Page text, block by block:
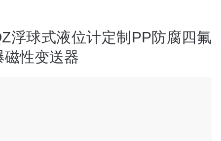
浮球式液位计定制PP防腐四氟
磁性变送器